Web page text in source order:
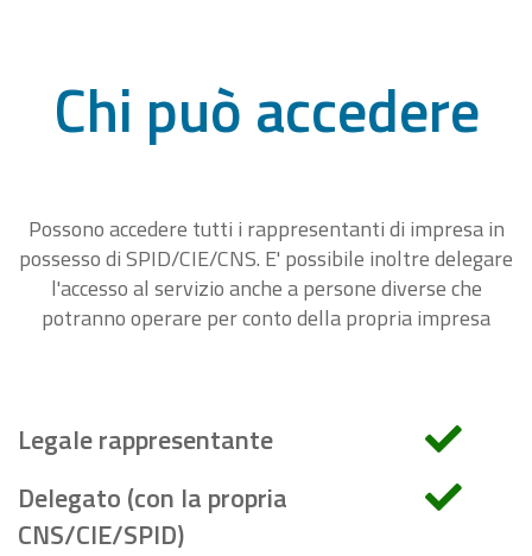
Chi può accedere
Possono accedere tutti i rappresentanti di impresa in
possesso di SPID/CIE/CNS. E' possibile inoltre delegare
l'accesso al servizio anche a persone diverse che
potranno operare per conto della propria impresa
Legale rappresentante
Delegato (con la propria
CNS/CIE/SPID)